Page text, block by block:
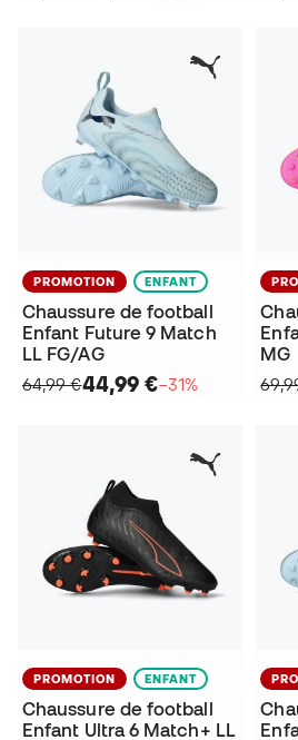
PROMOTION ENFANT
Chaussure de football
Enfant Future 9 Match
LL FG/AG
64,99 €44,99 €−31%
MG
PROMOTION ENFANT
Chaussure de football
Enfant Ultra 6 Match+ LL